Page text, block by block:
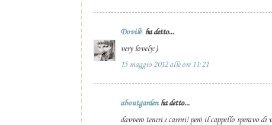
Dovilė ha detto...
very lovely:)
15 maggio 2012 alle ore 11:21
aboutgardenha detto...
davvero teneri e carini! però il cappello speravo di